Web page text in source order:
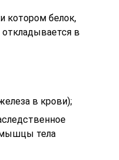
котором белок,
в
в крови);
мышцы тела